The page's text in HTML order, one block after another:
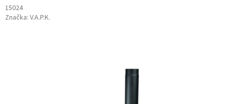
15024
Značka: V.A.P.K.